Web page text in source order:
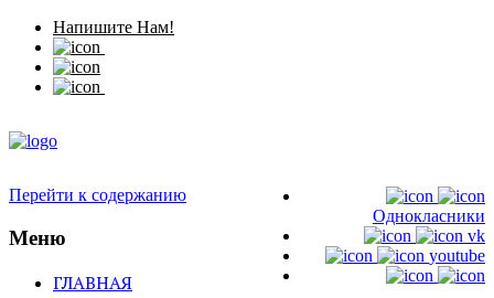
Напишите Нам!
Однокласники
vk
youtube
Перейти к содержанию
Меню
ГЛАВНАЯ